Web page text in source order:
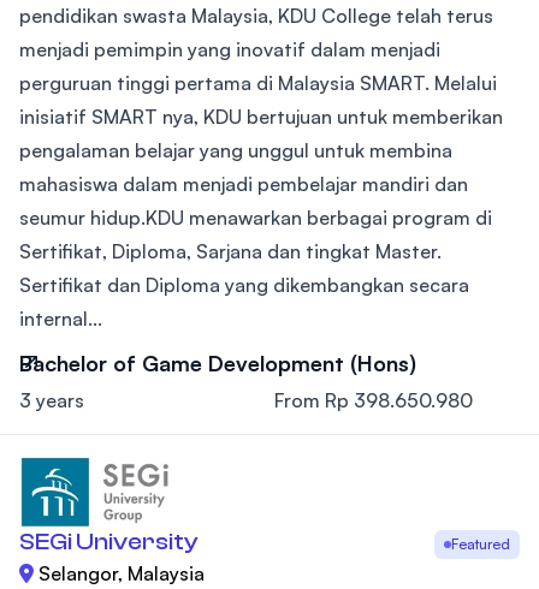
pendidikan swasta Malaysia, KDU College telah terus
menjadi pemimpin yang inovatif dalam menjadi
perguruan tinggi pertama di Malaysia SMART. Melalui
inisiatif SMART nya, KDU bertujuan untuk memberikan
pengalaman belajar yang unggul untuk membina
mahasiswa dalam menjadi pembelajar mandiri dan
seumur hidup.KDU menawarkan berbagai program di
Sertifikat, Diploma, Sarjana dan tingkat Master.
Sertifikat dan Diploma yang dikembangkan secara
internal...
Bachelor of Game Development (Hons)
3 years From Rp 398.650.980
SEGi University Featured
Selangor, Malaysia